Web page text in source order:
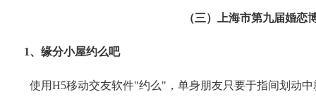
（三） 上海市第九届婚恋
1、缘分小屋约么吧
使用H5移动交友软件"约么" ，单身朋友只要于指间划动